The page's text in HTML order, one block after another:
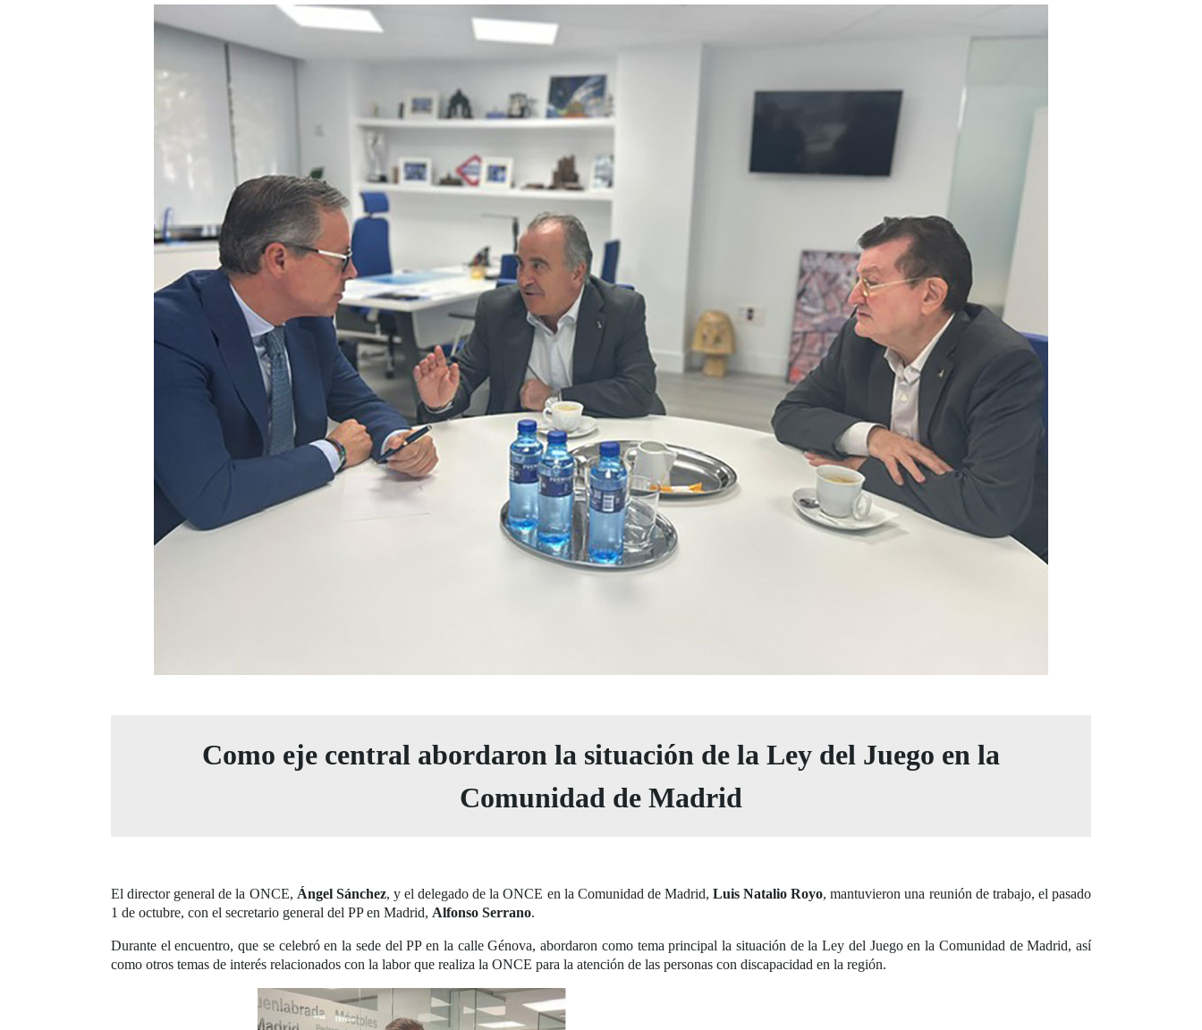
Como eje central abordaron la situación de la Ley del Juego en la
Comunidad de Madrid
El director general de la ONCE, Ángel Sánchez, y el delegado de la ONCE en la Comunidad de Madrid,Luis Natalio Royo, mantuvieron una reunión de trabajo, el pasado
1 de octubre, con el secretario general del PP en Madrid, Alfonso Serrano.
Durante el encuentro, que se celebró en la sede del PP en la calle Génova, abordaron como tema principal la situación de la Ley del Juego en la Comunidad de Madrid, así
como otros temas de interés relacionados con la labor que realiza la ONCE para la atención de las personas con discapacidad en la región.